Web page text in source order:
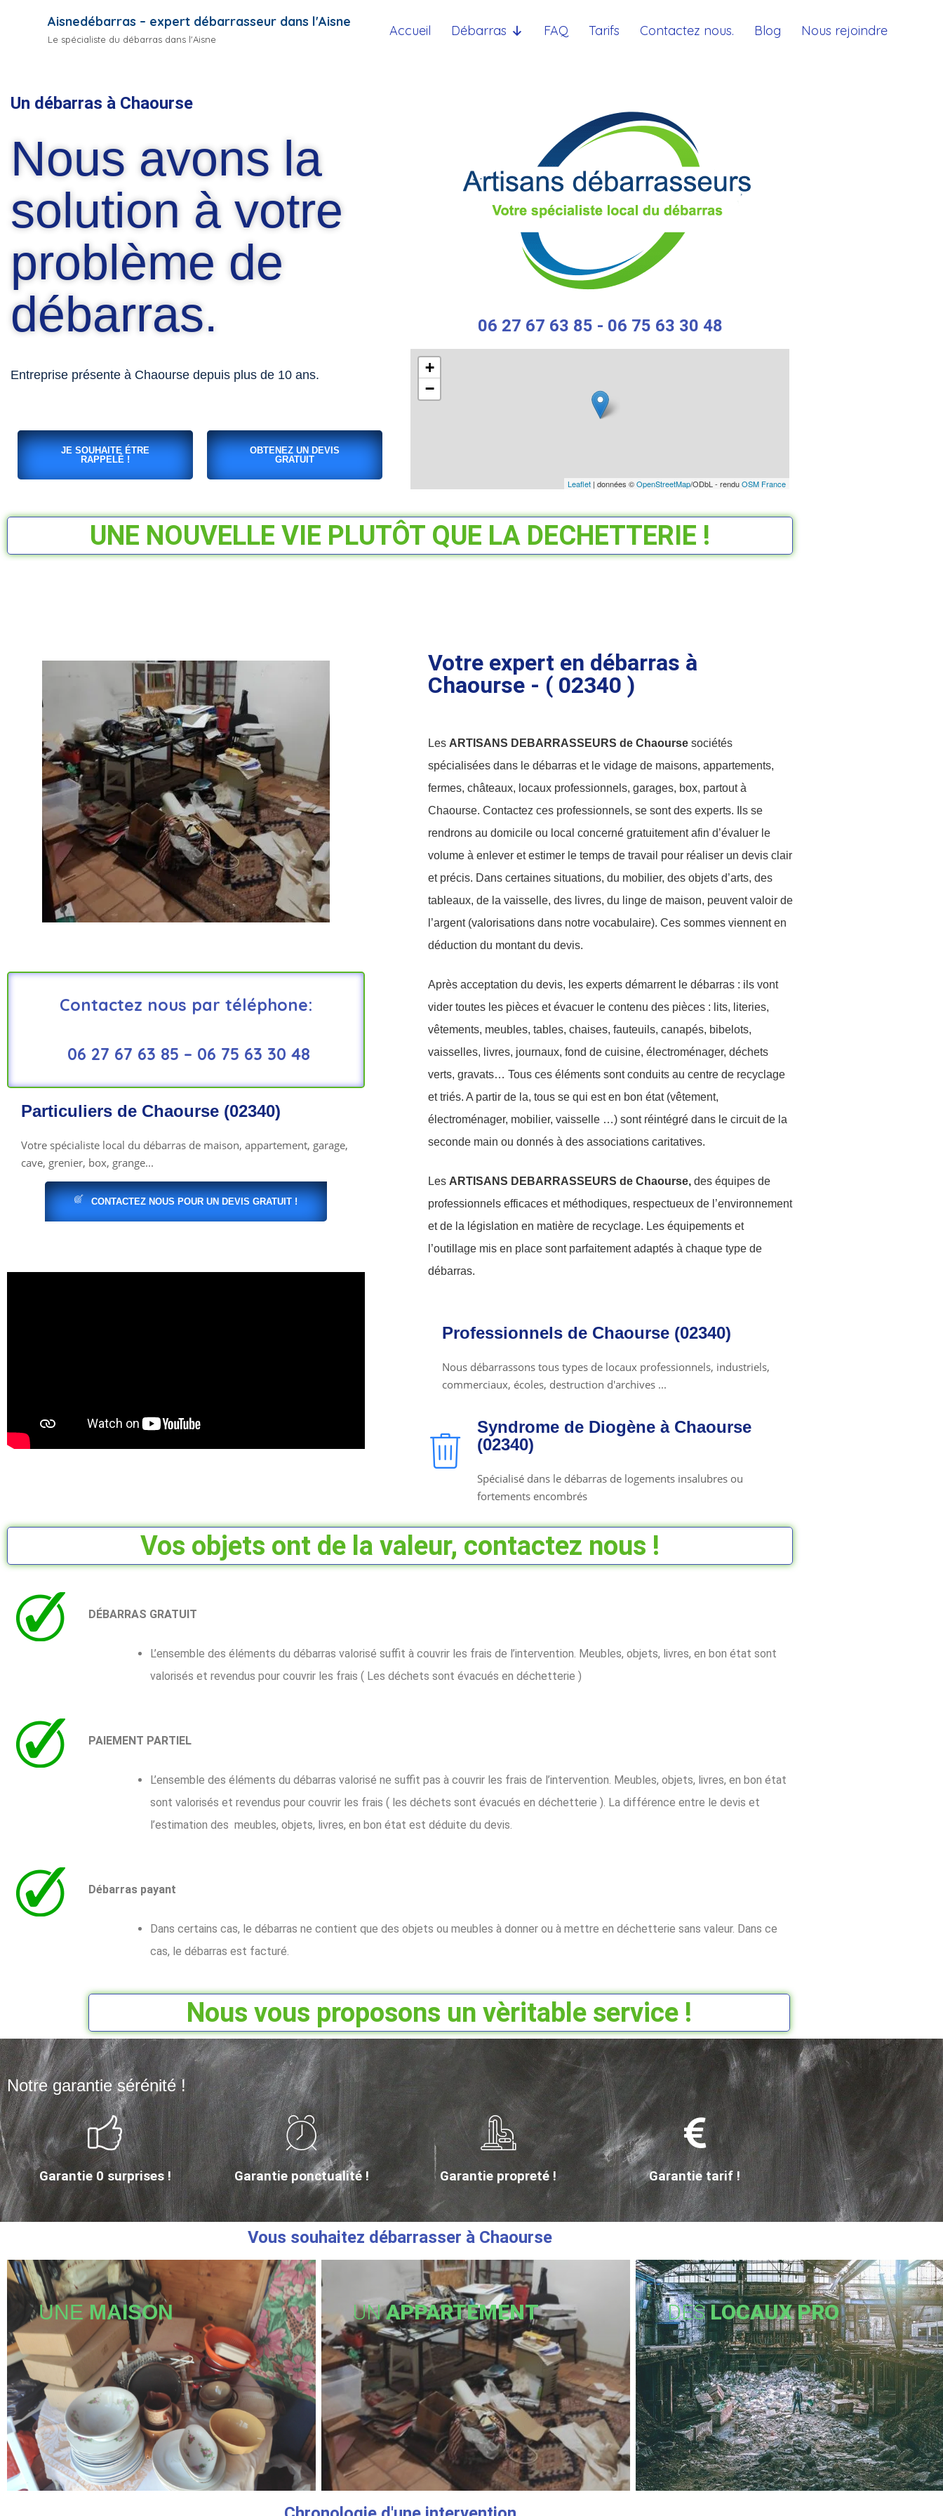
Aisnedébarras – expert débarrasseur dans l'Aisne
Le spécialiste du débarras dans l'Aisne
Accueil Débarras FAQ Tarifs Contactez nous. Blog Nous rejoindre
Un débarras à Chaourse
Nous avons la
solution à votre
problème de
débarras.
Entreprise présente à Chaourse depuis plus de 10 ans.
JE SOUHAITE ÉTRE
RAPPELÉ !
OBTENEZ UN DEVIS
GRATUIT
06 27 67 63 85 - 06 75 63 30 48
+
−
Leaflet | données ©OpenStreetMap/ODbL - renduOSM France
UNE NOUVELLE VIE PLUTÔT QUE LA DECHETTERIE !
Contactez nous par téléphone:
06 27 67 63 85 – 06 75 63 30 48
Particuliers de Chaourse (02340)
Votre spécialiste local du débarras de maison, appartement, garage,
cave, grenier, box, grange...
CONTACTEZ NOUS POUR UN DEVIS GRATUIT !
Votre expert en débarras à
Chaourse - ( 02340 )
Les ARTISANS DEBARRASSEURS de Chaourse sociétés
spécialisées dans le débarras et le vidage de maisons, appartements,
fermes, châteaux, locaux professionnels, garages, box, partout à
Chaourse. Contactez ces professionnels, se sont des experts. Ils se
rendrons au domicile ou local concerné gratuitement afin d’évaluer le
volume à enlever et estimer le temps de travail pour réaliser un devis clair
et précis. Dans certaines situations, du mobilier, des objets d’arts, des
tableaux, de la vaisselle, des livres, du linge de maison, peuvent valoir de
l’argent (valorisations dans notre vocabulaire). Ces sommes viennent en
déduction du montant du devis.
Après acceptation du devis, les experts démarrent le débarras : ils vont
vider toutes les pièces et évacuer le contenu des pièces : lits, literies,
vêtements, meubles, tables, chaises, fauteuils, canapés, bibelots,
vaisselles, livres, journaux, fond de cuisine, électroménager, déchets
verts, gravats… Tous ces éléments sont conduits au centre de recyclage
et triés. A partir de la, tous se qui est en bon état (vêtement,
électroménager, mobilier, vaisselle …) sont réintégré dans le circuit de la
seconde main ou donnés à des associations caritatives.
Les ARTISANS DEBARRASSEURS de Chaourse, des équipes de
professionnels efficaces et méthodiques, respectueux de l’environnement
et de la législation en matière de recyclage. Les équipements et
l’outillage mis en place sont parfaitement adaptés à chaque type de
débarras.
Professionnels de Chaourse (02340)
Nous débarrassons tous types de locaux professionnels, industriels,
commerciaux, écoles, destruction d'archives ...
Syndrome de Diogène à Chaourse
(02340)
Spécialisé dans le débarras de logements insalubres ou
fortements encombrés
Vos objets ont de la valeur, contactez nous !
DÉBARRAS GRATUIT
L’ensemble des éléments du débarras valorisé suffit à couvrir les frais de l’intervention. Meubles, objets, livres, en bon état sont
valorisés et revendus pour couvrir les frais ( Les déchets sont évacués en déchetterie )
PAIEMENT PARTIEL
L’ensemble des éléments du débarras valorisé ne suffit pas à couvrir les frais de l’intervention. Meubles, objets, livres, en bon état
sont valorisés et revendus pour couvrir les frais ( les déchets sont évacués en déchetterie ). La différence entre le devis et
l’estimation des meubles, objets, livres, en bon état est déduite du devis.
Débarras payant
Dans certains cas, le débarras ne contient que des objets ou meubles à donner ou à mettre en déchetterie sans valeur. Dans ce
cas, le débarras est facturé.
Nous vous proposons un vèritable service !
Notre garantie sérénité !
Garantie 0 surprises ! Garantie ponctualité ! Garantie propreté ! Garantie tarif !
Vous souhaitez débarrasser à Chaourse
UNEMAISON UNAPPARTEMENT DESLOCAUX PRO